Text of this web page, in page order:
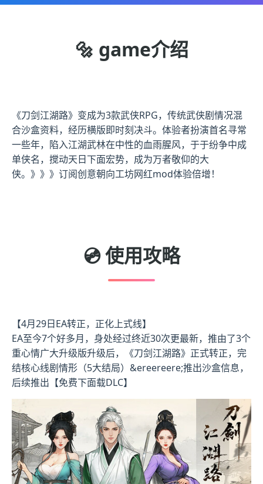
🔩 game介绍
《刀剑江湖路》变成为3款武侠RPG，传统武侠剧情况混
合沙盒资料，经历横版即时刻决斗。体验者扮演首名寻常
一些年，陷入江湖武林在中性的血雨腥风，于于纷争中成
单侠名，搅动天日下面宏势，成为万者敬仰的大
侠。》》》订阅创意朝向工坊网红mod体验倍增！
💿 使用攻略
【4月29日EA转正，正化上式线】
EA至今7个好多月，身处经过终近30次更最新，推由了3个
重心情广大升级版升级后，《刀剑江湖路》正式转正，完
结核心线剧情形（5大结局）&ereereere;推出沙盒信息，
后续推出【免费下面载DLC】